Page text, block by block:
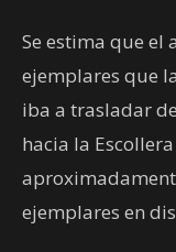
Se estima que el
ejemplares que la
iba a trasladar
hacia la
ejemplares en